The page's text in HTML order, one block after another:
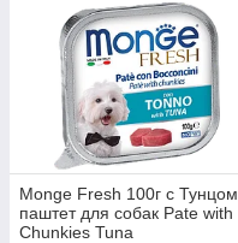
Monge Fresh 100г с Тунцом
паштет для собак Pate with
Chunkies Tuna